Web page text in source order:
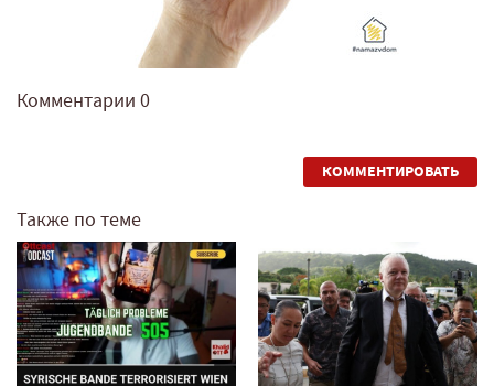
Комментарии 0
КОММЕНТИРОВАТЬ
Также по теме